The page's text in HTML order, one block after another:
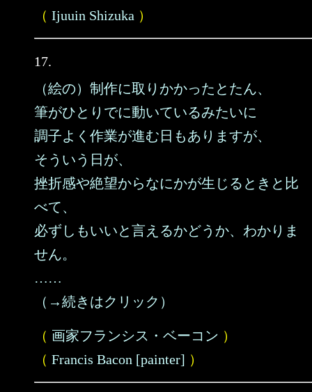
（ Ijuuin Shizuka ）
17.
（絵の）制作に取りかかったとたん、
筆がひとりでに動いているみたいに
調子よく作業が進む日もありますが、
そういう日が、
挫折感や絶望からなにかが生じるときと比
べて、
必ずしもいいと言えるかどうか、わかりま
せん。
……
（→続きはクリック）
（ 画家フランシス・ベーコン ）
（ Francis Bacon [painter] ）